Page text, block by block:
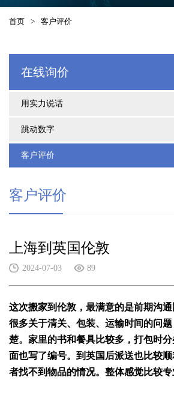
首页 > 客户评价
在线询价
用实力说话
跳动数字
客户评价
客户评价
上海到英国伦敦
2024-07-03 89
这次搬家到伦敦，最满意的是前期沟
很多关于清关、包装、运输时间的问
楚。家里的书和餐具比较多，打包时
面也写了编号。到英国后派送也比较
者找不到物品的情况。整体感觉比较专